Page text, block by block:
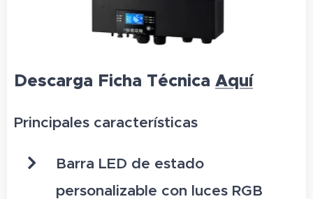
Descarga Ficha Técnica Aquí
Principales características
Barra LED de estado
personalizable con luces RGB